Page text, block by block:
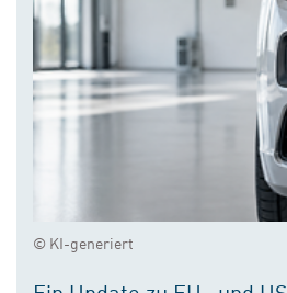
© KI-generiert